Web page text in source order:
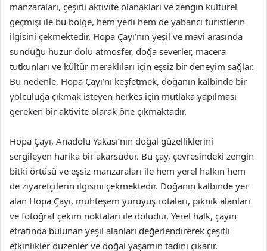
manzaraları, çeşitli aktivite olanakları ve zengin kültürel
geçmişi ile bu bölge, hem yerli hem de yabancı turistlerin
ilgisini çekmektedir. Hopa Çayı’nın yeşil ve mavi arasında
sunduğu huzur dolu atmosfer, doğa severler, macera
tutkunları ve kültür meraklıları için eşsiz bir deneyim sağlar.
Bu nedenle, Hopa Çayı’nı keşfetmek, doğanın kalbinde bir
yolculuğa çıkmak isteyen herkes için mutlaka yapılması
gereken bir aktivite olarak öne çıkmaktadır.
Hopa Çayı, Anadolu Yakası’nın doğal güzelliklerini
sergileyen harika bir akarsudur. Bu çay, çevresindeki zengin
bitki örtüsü ve eşsiz manzaraları ile hem yerel halkın hem
de ziyaretçilerin ilgisini çekmektedir. Doğanın kalbinde yer
alan Hopa Çayı, muhteşem yürüyüş rotaları, piknik alanları
ve fotoğraf çekim noktaları ile doludur. Yerel halk, çayın
etrafında bulunan yeşil alanları değerlendirerek çeşitli
etkinlikler düzenler ve doğal yaşamın tadını çıkarır.